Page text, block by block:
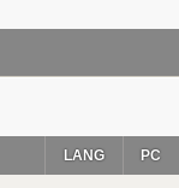
PC
LANG